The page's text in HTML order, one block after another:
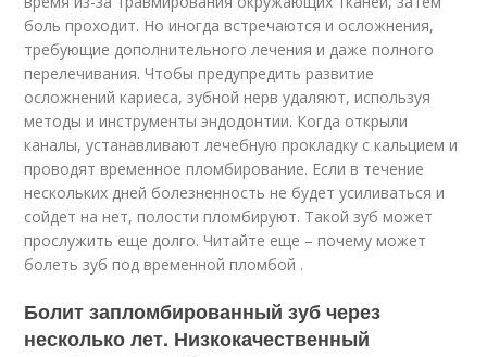
боль проходит. Но иногда встречаются и осложнения,
требующие дополнительного лечения и даже полного
перелечивания. Чтобы предупредить развитие
осложнений кариеса, зубной нерв удаляют, используя
методы и инструменты эндодонтии. Когда открыли
каналы, устанавливают лечебную прокладку с кальцием и
проводят временное пломбирование. Если в течение
нескольких дней болезненность не будет усиливаться и
сойдет на нет, полости пломбируют. Такой зуб может
прослужить еще долго. Читайте еще – почему может
болеть зуб под временной пломбой .
Болит запломбированный зуб через
несколько лет. Низкокачественный